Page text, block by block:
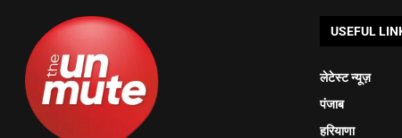
USEFUL
लेटेस्ट न्यूज़
पंजाब
हरियाणा